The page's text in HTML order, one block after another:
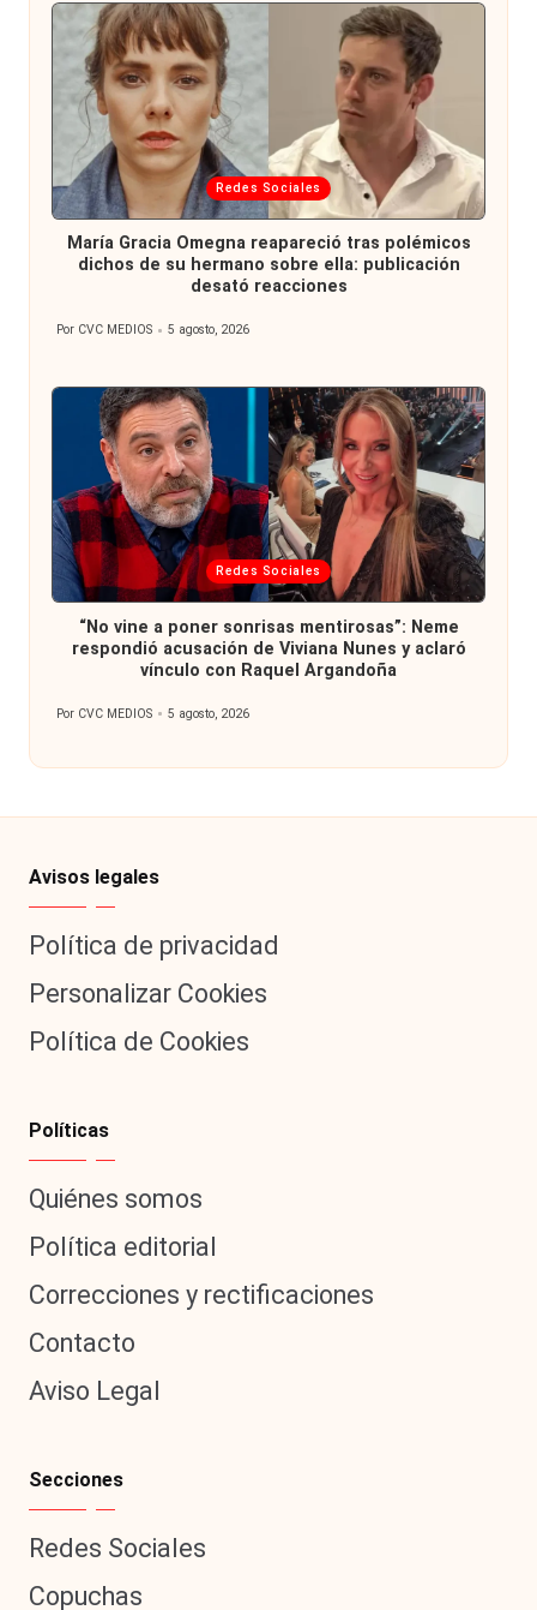
Publicada
en
Redes Sociales
María Gracia Omegna reapareció tras polémicos
dichos de su hermano sobre ella: publicación
desató reacciones
Publicado
Por CVC MEDIOS 5 agosto, 2026
Publicada
en
Redes Sociales
“No vine a poner sonrisas mentirosas”: Neme
respondió acusación de Viviana Nunes y aclaró
vínculo con Raquel Argandoña
Publicado
Por CVC MEDIOS 5 agosto, 2026
Avisos legales
Política de privacidad
Personalizar Cookies
Política de Cookies
Políticas
Quiénes somos
Política editorial
Correcciones y rectificaciones
Contacto
Aviso Legal
Secciones
Redes Sociales
Copuchas